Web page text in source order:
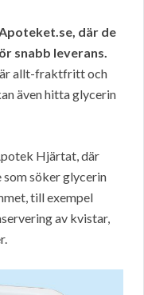
där de
snabb leverans.
är allt-fraktfritt och
även hitta glycerin
Hjärtat, där
som söker glycerin
till exempel
av kvistar,